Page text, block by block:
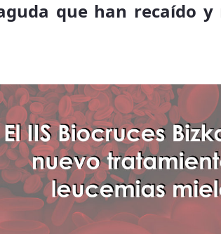
que han recaído